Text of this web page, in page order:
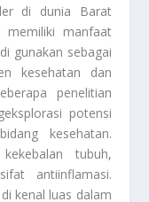
di dunia Barat
memiliki manfaat
gunakan sebagai
kesehatan dan
penelitian
potensi
kesehatan.
tubuh,
antiinflamasi.
kenal luas dalam